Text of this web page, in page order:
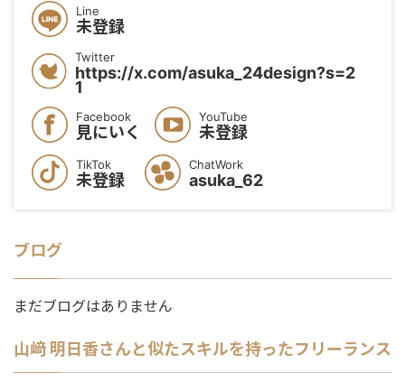
Line
未登録
Twitter
https://x.com/asuka_24design?s=2
1
Facebook
見にいく
YouTube
未登録
TikTok
未登録
ChatWork
asuka_62
ブログ
まだブログはありません
山﨑 明日香さんと似たスキルを持ったフリーランス